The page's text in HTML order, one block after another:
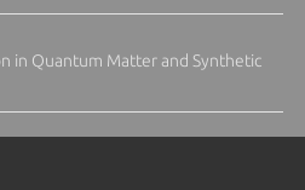
in Quantum Matter and Synthetic